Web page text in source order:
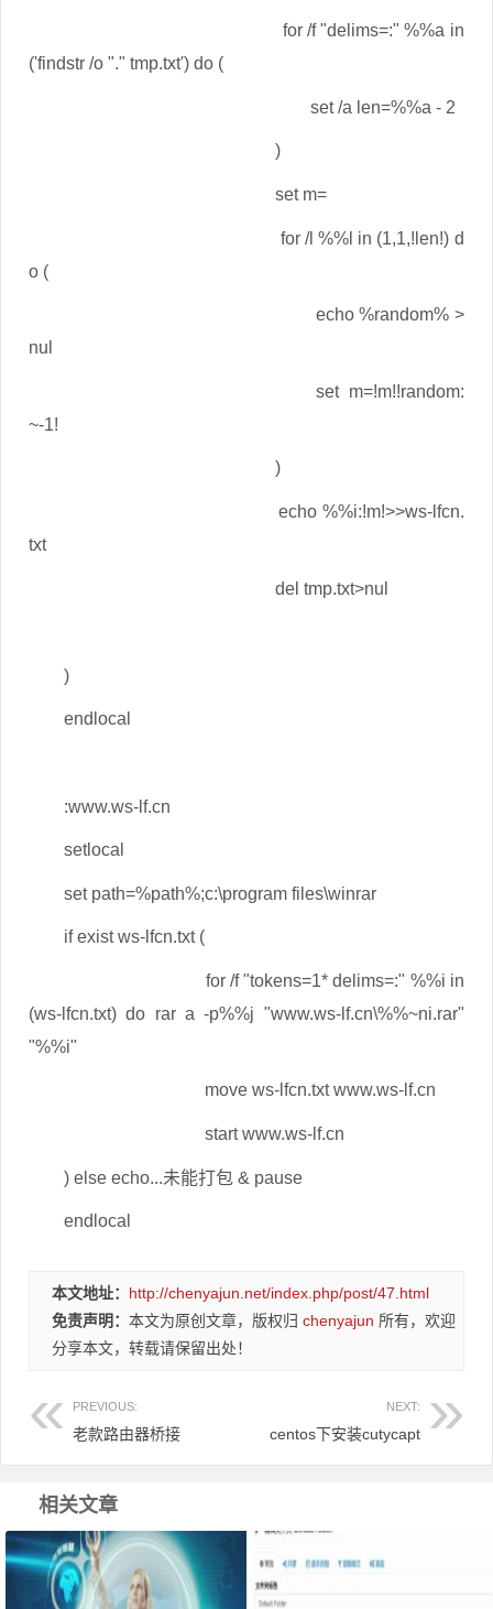
for /f "delims=:" %%a in
('findstr /o "." tmp.txt') do (
set /a len=%%a - 2
)
set m=
for /l %%l in (1,1,!len!) d
o (
echo %random% >
nul
set m=!m!!random:
~-1!
)
echo %%i:!m!>>ws-lfcn.
txt
del tmp.txt>nul
)
endlocal
:www.ws-lf.cn
setlocal
set path=%path%;c:\program files\winrar
if exist ws-lfcn.txt (
for /f "tokens=1* delims=:" %%i in
(ws-lfcn.txt) do rar a -p%%j "www.ws-lf.cn\%%~ni.rar"
"%%i"
move ws-lfcn.txt www.ws-lf.cn
start www.ws-lf.cn
) else echo...未能打包 & pause
endlocal
本文地址： http://chenyajun.net/index.php/post/47.html
免责声明： 本文为原创文章，版权归 chenyajun 所有，欢迎
分享本文，转载请保留出处！
PREVIOUS:
老款路由器桥接
NEXT:
centos下安装cutycapt
相关文章